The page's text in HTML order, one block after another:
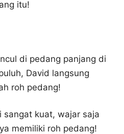
itu!
di pedang panjang di
David langsung
roh pedang!
sangat kuat, wajar saja
memiliki roh pedang!